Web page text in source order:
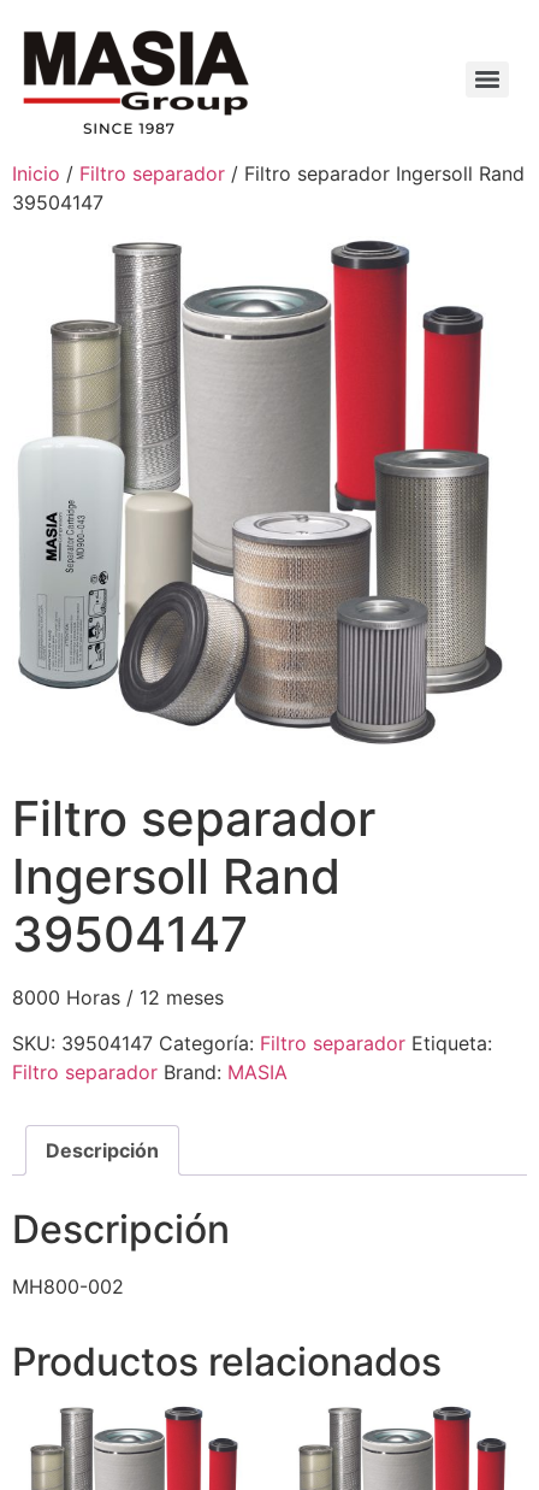
Inicio / Filtro separador / Filtro separador Ingersoll Rand
39504147
Filtro separador
Ingersoll Rand
39504147
8000 Horas / 12 meses
SKU: 39504147 Categoría: Filtro separador Etiqueta:
Filtro separador Brand: MASIA
Descripción
Descripción
MH800-002
Productos relacionados